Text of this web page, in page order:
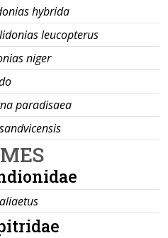
hybrida
leucopterus
niger
paradisaea